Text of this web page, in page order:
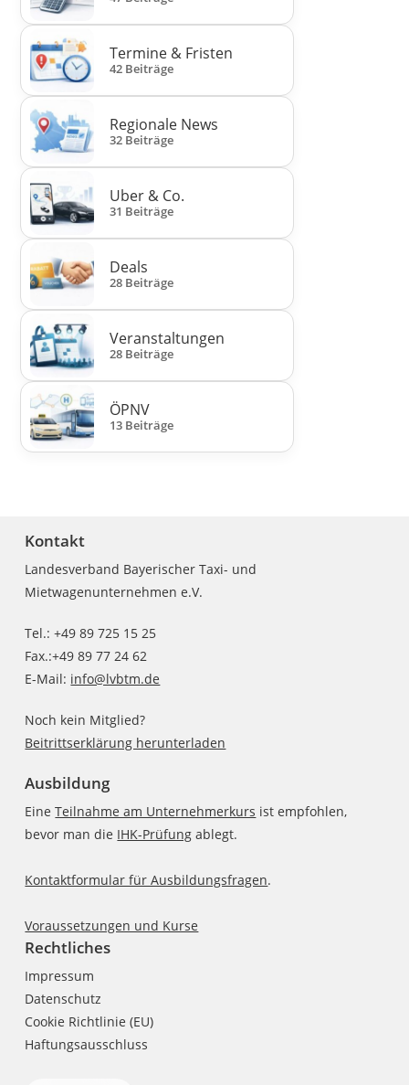
Termine & Fristen
42 Beiträge
Regionale News
32 Beiträge
Uber & Co.
31 Beiträge
Deals
28 Beiträge
Veranstaltungen
28 Beiträge
ÖPNV
13 Beiträge
Kontakt
Landesverband Bayerischer Taxi- und
Mietwagenunternehmen e.V.
Tel.: +49 89 725 15 25
Fax.:+49 89 77 24 62
E-Mail: info@lvbtm.de
Noch kein Mitglied?
Beitrittserklärung herunterladen
Ausbildung
EineTeilnahme am Unternehmerkurs ist empfohlen,
bevor man die IHK-Prüfung ablegt.
Kontaktformular für Ausbildungsfragen.
Voraussetzungen und Kurse
Rechtliches
Impressum
Datenschutz
Cookie Richtlinie (EU)
Haftungsausschluss